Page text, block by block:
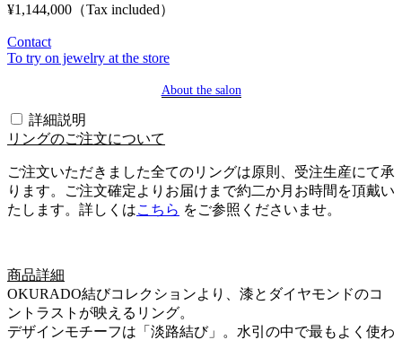
¥1,144,000 （Tax included）
Contact
To try on jewelry at the store
About the salon
詳細説明
リングのご注文について
ご注文いただきました全てのリングは原則、受注生産にて承
ります。ご注文確定よりお届けまで約二か月お時間を頂戴い
たします。詳しくはこちら をご参照くださいませ。
商品詳細
OKURADO結びコレクションより、漆とダイヤモンドのコ
ントラストが映えるリング。
デザインモチーフは「淡路結び」。水引の中で最もよく使わ